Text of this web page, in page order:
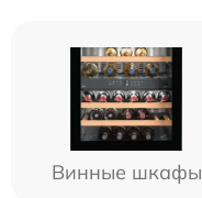
Винные шкафы